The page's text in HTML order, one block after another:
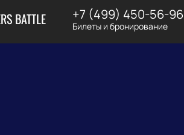
BATTLE +7 (499) 450-56-96
Билеты и бронирование